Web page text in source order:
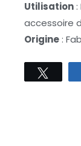
Utilisation:
accessoire
Origine: